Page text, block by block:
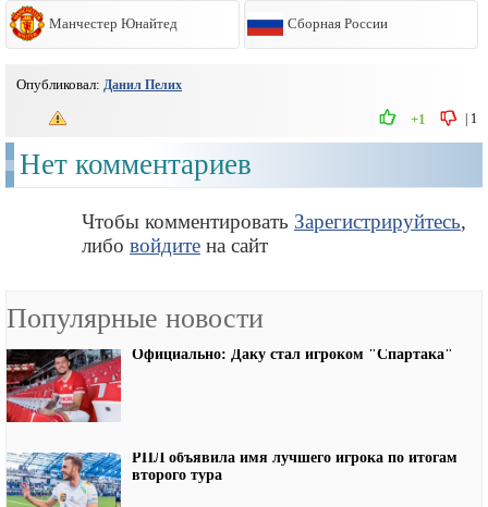
Манчестер Юнайтед Сборная России
Опубликовал: Данил Пелих
| 1
+1
Нет комментариев
Чтобы комментировать Зарегистрируйтесь,
либо войдите на сайт
Популярные новости
Официально: Даку стал игроком "Спартака"
РПЛ объявила имя лучшего игрока по итогам
второго тура